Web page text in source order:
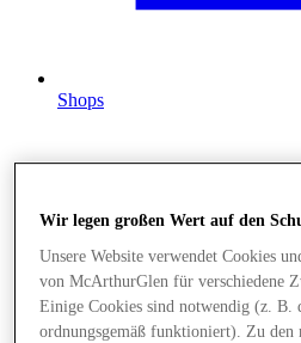
Shops
Wir legen großen Wert auf den
Unsere Website verwendet Cookies
von McArthurGlen für verschiedene
Einige Cookies sind notwendig (z. B.
ordnungsgemäß funktioniert). Zu den